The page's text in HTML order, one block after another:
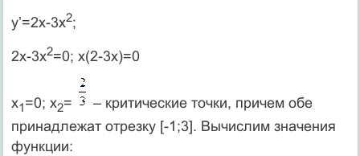
y’=2x-3x2;
2x-3x2=0; x(2-3x)=0
х1=0; x2=
– критические точки, причем обе
принадлежат отрезку [-1;3]. Вычислим значения
функции: